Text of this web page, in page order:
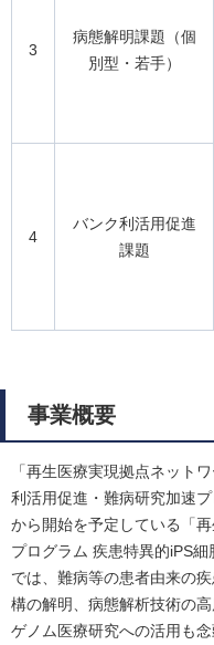
3
病態解明課題（個
別型・若手）
4
バンク利活用促進
課題
事業概要
「再生医療実現拠点ネット
利活用促進・難病研究加速
から開始を予定している「
プログラム 疾患特異的iPS細
では、難病等の患者由来の
構の解明、病態解析技術の
ゲノム医療研究への活用も